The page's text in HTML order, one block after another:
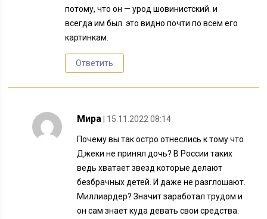
потому, что он — урод шовинистский. и
всегда им был. это видно почти по всем его
картинкам.
Ответить
Мира | 15.11.2022 08:14
Почему вы так остро отнеслись к тому что
Джеки не принял дочь? В России таких
ведь хватает звезд которые делают
безбрачных детей. И даже не разглошают.
Миллиардер? Значит заработал трудом и
он сам знает куда девать свои средства.